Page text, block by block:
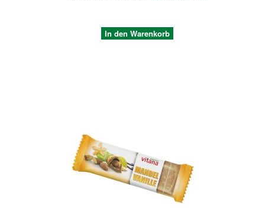
In den Warenkorb